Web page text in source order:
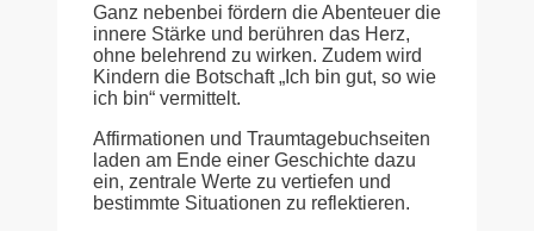
Ganz nebenbei fördern die Abenteuer die
innere Stärke und berühren das Herz,
ohne belehrend zu wirken. Zudem wird
Kindern die Botschaft „Ich bin gut, so wie
ich bin“ vermittelt.
Affirmationen und Traumtagebuchseiten
laden am Ende einer Geschichte dazu
ein, zentrale Werte zu vertiefen und
bestimmte Situationen zu reflektieren.